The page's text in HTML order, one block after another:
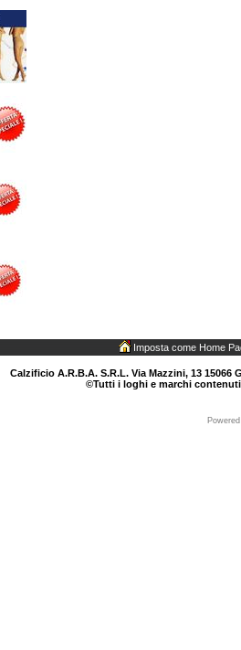
Imposta come Home
Calzificio A.R.B.A. S.R.L. Via Mazzini, 13 15066
©Tutti i loghi e marchi